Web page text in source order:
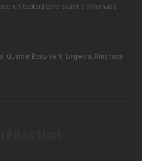
un tabloïd paraissant à Kinshasa
Quartier Beau-Vent, Lingwala, Kinshasa